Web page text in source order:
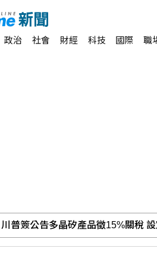
政治 社會 財經 科技 國際 職
美禁止關鍵礦物廢料外流 力拚回收